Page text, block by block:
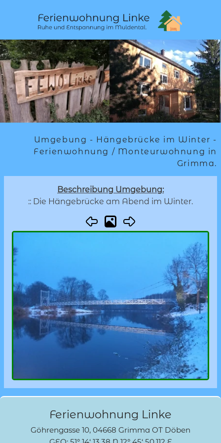
Umgebung - Hängebrücke im Winter -
Ferienwohnung / Monteurwohnung in
Grimma.
Beschreibung Umgebung:
:: Die Hängebrücke am Abend im Winter.
Ferienwohnung Linke
Göhrengasse 10, 04668 Grimma OT Döben